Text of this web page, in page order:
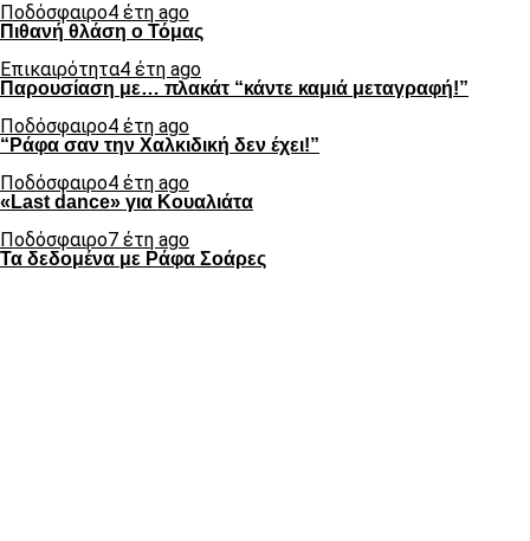
Ποδόσφαιρο4 έτη ago
Πιθανή θλάση ο Τόμας
Επικαιρότητα4 έτη ago
Παρουσίαση με… πλακάτ “κάντε καμιά μεταγραφή!”
Ποδόσφαιρο4 έτη ago
“Ράφα σαν την Χαλκιδική δεν έχει!”
Ποδόσφαιρο4 έτη ago
«Last dance» για Κουαλιάτα
Ποδόσφαιρο7 έτη ago
Τα δεδομένα με Ράφα Σοάρες